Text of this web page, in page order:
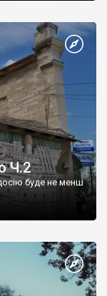
Ч.2
буде не менш